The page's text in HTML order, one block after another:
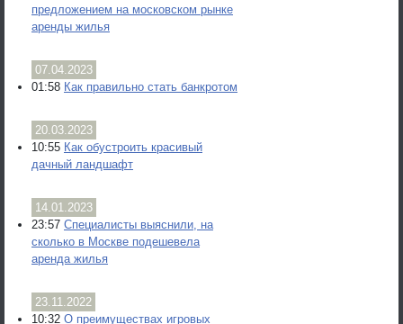
предложением на московском рынке
аренды жилья
07.04.2023
01:58 Как правильно стать банкротом
20.03.2023
10:55 Как обустроить красивый
дачный ландшафт
14.01.2023
23:57 Специалисты выяснили, на
сколько в Москве подешевела
аренда жилья
23.11.2022
10:32 О преимуществах игровых